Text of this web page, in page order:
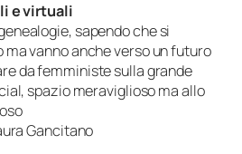
e virtuali
sapendo che si
vanno anche verso un futuro
da femministe sulla grande
spazio meraviglioso ma allo
Gancitano